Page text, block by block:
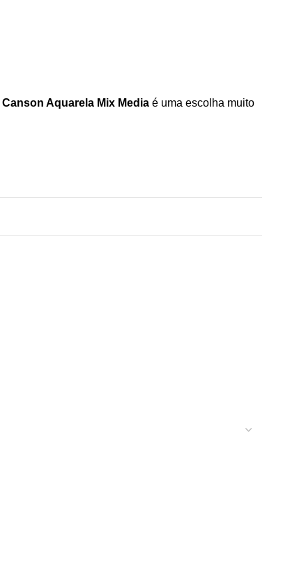
Canson Aquarela Mix Media é uma escolha muito